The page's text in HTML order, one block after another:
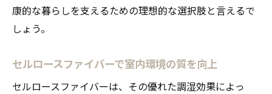
康的な暮らしを支えるための理想的な選択肢と言えるで
しょう。
セルロースファイバーで室内環境の質を向上
セルロースファイバーは、その優れた調湿効果によっ